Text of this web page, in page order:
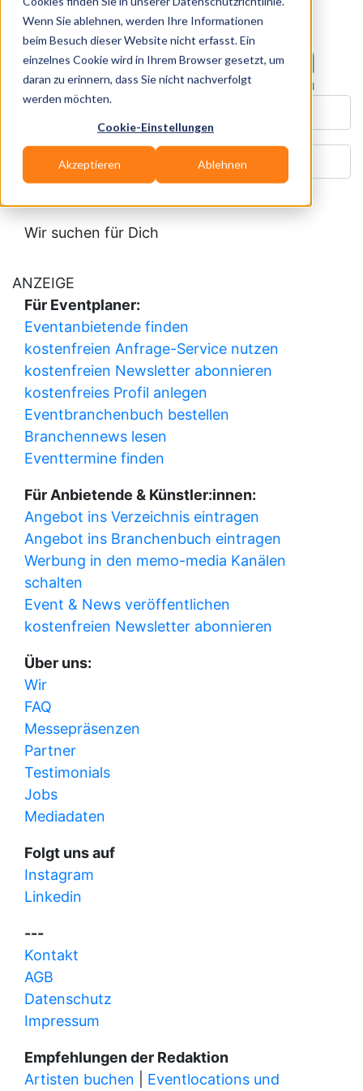
Wenn Sie ablehnen, werden Ihre Informationen
beim Besuch dieser Website nicht erfasst. Ein
einzelnes Cookie wird in Ihrem Browser gesetzt, um
daran zu erinnern, dass Sie nicht nachverfolgt
werden möchten.
Cookie-Einstellungen
Akzeptieren Ablehnen
Datum:Donnerstag, 06.08.2026
Veranstalter:
Adresse:
Was? Künstler, Zelte, Bands, Catering, ...
Wo? Stadt, PLZ, Ort
Wir suchen für Dich
ANZEIGE
Für Eventplaner:
Eventanbietende finden
kostenfreien Anfrage-Service nutzen
kostenfreien Newsletter abonnieren
kostenfreies Profil anlegen
Eventbranchenbuch bestellen
Branchennews lesen
Eventtermine finden
Für Anbietende & Künstler:innen:
Angebot ins Verzeichnis eintragen
Angebot ins Branchenbuch eintragen
Werbung in den memo-media Kanälen
schalten
Event & News veröffentlichen
kostenfreien Newsletter abonnieren
Über uns:
Wir
FAQ
Messepräsenzen
Partner
Testimonials
Jobs
Mediadaten
Folgt uns auf
Instagram
Linkedin
---
Kontakt
AGB
Datenschutz
Impressum
Empfehlungen der Redaktion
Artisten buchen
Eventlocations und